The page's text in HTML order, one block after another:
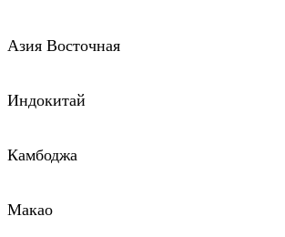
Азия Восточная
Индокитай
Камбоджа
Макао